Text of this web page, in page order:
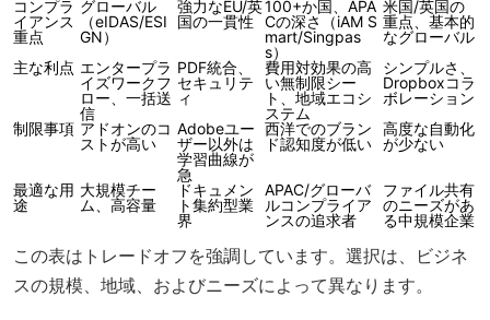
コンプラ
イアンス
重点
グローバル
（eIDAS/ESI
GN）
強力なEU/英
国の一貫性
100+か国、APA
Cの深さ（iAM S
mart/Singpas
s）
米国/英国の
重点、基本的
なグローバル
主な利点 エンタープラ
イズワークフ
ロー、一括送
信
PDF統合、
セキュリテ
ィ
費用対効果の高
い無制限シー
ト、地域エコシ
ステム
シンプルさ、
Dropboxコラ
ボレーション
制限事項 アドオンのコ
ストが高い
Adobeユー
ザー以外は
学習曲線が
急
西洋でのブラン
ド認知度が低い
高度な自動化
が少ない
最適な用
途
大規模チー
ム、高容量
ドキュメン
ト集約型業
界
APAC/グローバ
ルコンプライア
ンスの追求者
ファイル共有
のニーズがあ
る中規模企業
この表はトレードオフを強調しています。選択は、ビジネ
スの規模、地域、およびニーズによって異なります。